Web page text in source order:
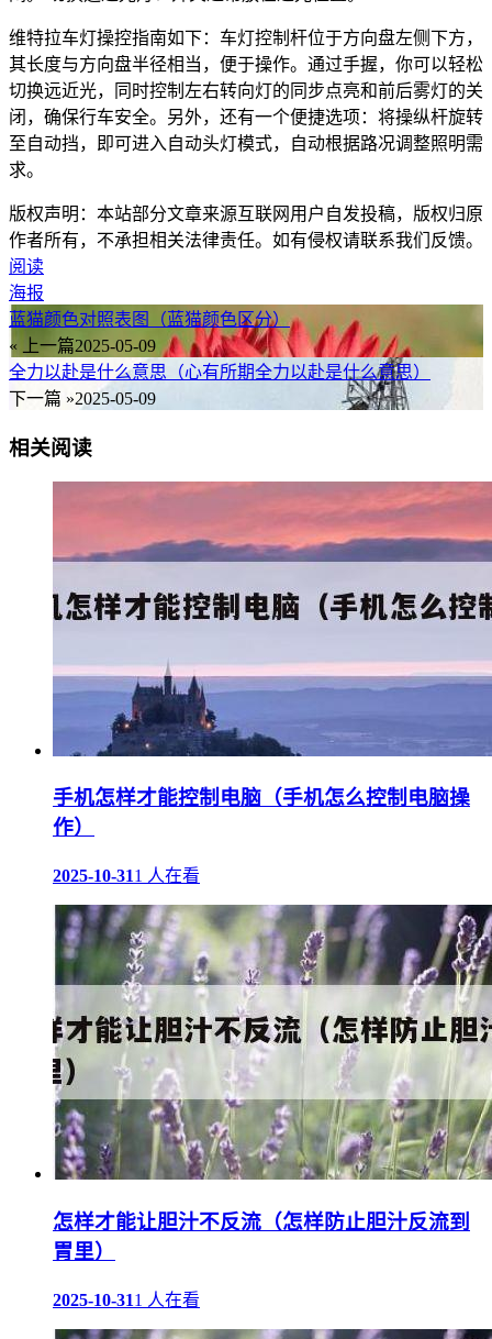
维特拉车灯操控指南如下：车灯控制杆位于方向盘左侧下方，
其长度与方向盘半径相当，便于操作。通过手握，你可以轻松
切换远近光，同时控制左右转向灯的同步点亮和前后雾灯的关
闭，确保行车安全。另外，还有一个便捷选项：将操纵杆旋转
至自动挡，即可进入自动头灯模式，自动根据路况调整照明需
求。
版权声明：本站部分文章来源互联网用户自发投稿，版权归原
作者所有，不承担相关法律责任。如有侵权请联系我们反馈。
阅读
海报
蓝猫颜色对照表图（蓝猫颜色区分）
« 上一篇2025-05-09
全力以赴是什么意思（心有所期全力以赴是什么意思）
下一篇 »2025-05-09
相关阅读
手机怎样才能控制电脑（手机怎么控制电脑操
作）
2025-10-311 人在看
怎样才能让胆汁不反流（怎样防止胆汁反流到
胃里）
2025-10-311 人在看